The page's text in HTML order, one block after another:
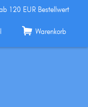
120 EUR Bestellwert
Warenkorb